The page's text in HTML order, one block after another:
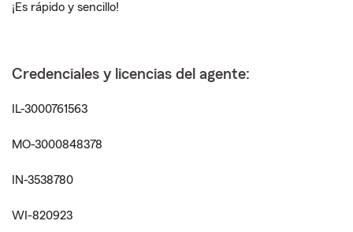
¡Es rápido y sencillo!
Credenciales y licencias del agente:
IL-3000761563
MO-3000848378
IN-3538780
WI-820923